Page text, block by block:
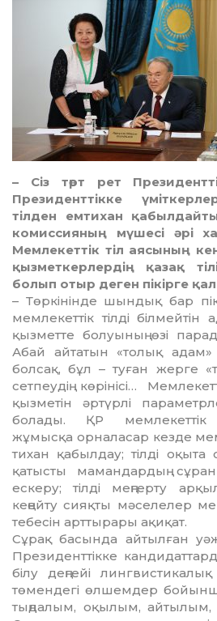
– Сіз төрт рет
Президенттікке
тілден емтихан
ко­мис­сияның мүшесі әрі
Мемлекеттік тіл аясының
қызметкер­лер­дің қазақ
болып отыр деген пікірге
– Төркінінде шындық бар
мемлекеттік тіл­ді білмейтін
қызметте болуының өзі
Абай айтатын «толық
болсақ, бұл – туған жерге
сетпеудің көрінісі…
қызметін әр­түрлі
болады. ҚР мемлекеттік
жұмысқа ор­наласар кезде
тихан қабылдау; тілді оқыта
қатысты ма­мандардың
ескеру; тілді меңгерту
кеңейту сияқты мә­селелер
тебесін арттырары ақиқат.
Сұрақ басында айтылған
Президенттікке
білу деңгейі
төмендегі өл­шемдер
тыңдалым, оқылым, айты­лым,